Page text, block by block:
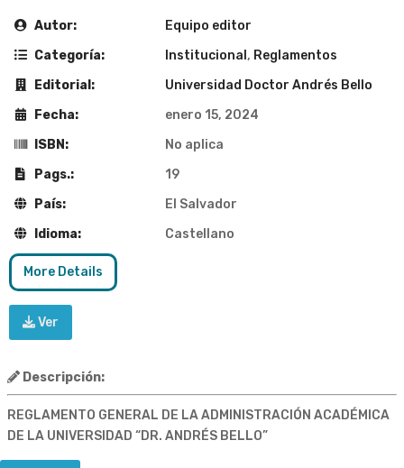
Autor:
Equipo editor
Categoría:
Institucional , Reglamentos
Editorial:
Universidad Doctor Andrés Bello
Fecha:
enero 15, 2024
ISBN:
No aplica
Pags.:
19
País:
El Salvador
Idioma:
Castellano
More Details
Ver
Descripción:
REGLAMENTO GENERAL DE LA ADMINISTRACIÓN ACADÉMICA
DE LA UNIVERSIDAD “DR. ANDRÉS BELLO”